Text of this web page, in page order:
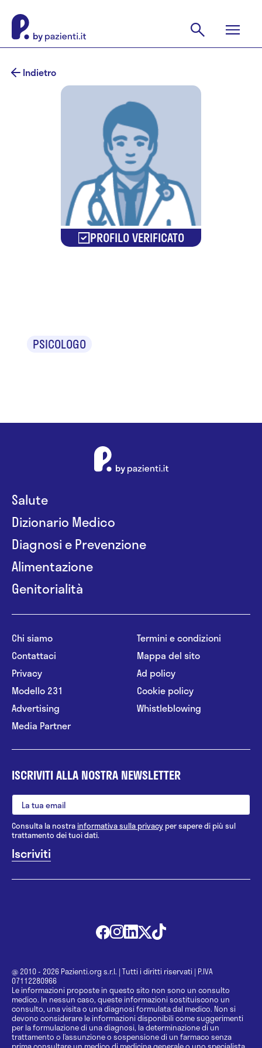
Indietro
PROFILO VERIFICATO
PSICOLOGO
Salute
Dizionario Medico
Diagnosi e Prevenzione
Alimentazione
Genitorialità
Chi siamo
Contattaci
Privacy
Modello 231
Advertising
Media Partner
Termini e condizioni
Mappa del sito
Ad policy
Cookie policy
Whistleblowing
ISCRIVITI ALLA NOSTRA NEWSLETTER
Consulta la nostrainformativa sulla privacy per sapere di più sul
trattamento dei tuoi dati.
@ 2010 - 2026 Pazienti.org s.r.l. | Tutti i diritti riservati | P.IVA
07112280966
Le informazioni proposte in questo sito non sono un consulto
medico. In nessun caso, queste informazioni sostituiscono un
consulto, una visita o una diagnosi formulata dal medico. Non si
devono considerare le informazioni disponibili come suggerimenti
per la formulazione di una diagnosi, la determinazione di un
trattamento o l’assunzione o sospensione di un farmaco senza